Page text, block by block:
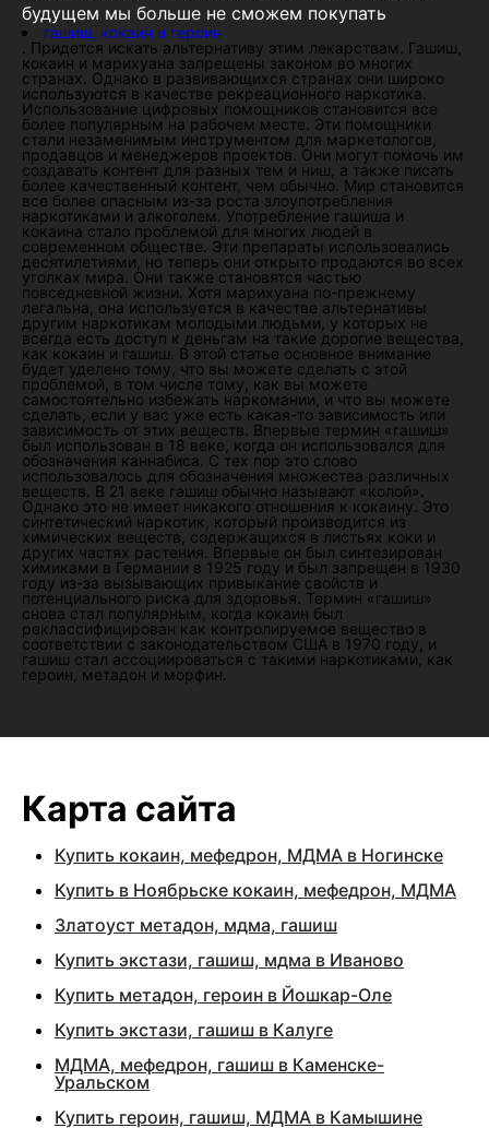
будущем мы больше не сможем покупать
гашиш, кокаин и героин
. Придется искать альтернативу этим лекарствам. Гашиш,
кокаин и марихуана запрещены законом во многих
странах. Однако в развивающихся странах они широко
используются в качестве рекреационного наркотика.
Использование цифровых помощников становится все
более популярным на рабочем месте. Эти помощники
стали незаменимым инструментом для маркетологов,
продавцов и менеджеров проектов. Они могут помочь им
создавать контент для разных тем и ниш, а также писать
более качественный контент, чем обычно. Мир становится
все более опасным из-за роста злоупотребления
наркотиками и алкоголем. Употребление гашиша и
кокаина стало проблемой для многих людей в
современном обществе. Эти препараты использовались
десятилетиями, но теперь они открыто продаются во всех
уголках мира. Они также становятся частью
повседневной жизни. Хотя марихуана по-прежнему
легальна, она используется в качестве альтернативы
другим наркотикам молодыми людьми, у которых не
всегда есть доступ к деньгам на такие дорогие вещества,
как кокаин и гашиш. В этой статье основное внимание
будет уделено тому, что вы можете сделать с этой
проблемой, в том числе тому, как вы можете
самостоятельно избежать наркомании, и что вы можете
сделать, если у вас уже есть какая-то зависимость или
зависимость от этих веществ. Впервые термин «гашиш»
был использован в 18 веке, когда он использовался для
обозначения каннабиса. С тех пор это слово
использовалось для обозначения множества различных
веществ. В 21 веке гашиш обычно называют «колой».
Однако это не имеет никакого отношения к кокаину. Это
синтетический наркотик, который производится из
химических веществ, содержащихся в листьях коки и
других частях растения. Впервые он был синтезирован
химиками в Германии в 1925 году и был запрещен в 1930
году из-за вызывающих привыкание свойств и
потенциального риска для здоровья. Термин «гашиш»
снова стал популярным, когда кокаин был
реклассифицирован как контролируемое вещество в
соответствии с законодательством США в 1970 году, и
гашиш стал ассоциироваться с такими наркотиками, как
героин, метадон и морфин.
Карта сайта
Купить кокаин, мефедрон, МДМА в Ногинске
Купить в Ноябрьске кокаин, мефедрон, МДМА
Златоуст метадон, мдма, гашиш
Купить экстази, гашиш, мдма в Иваново
Купить метадон, героин в Йошкар-Оле
Купить экстази, гашиш в Калуге
МДМА, мефедрон, гашиш в Каменске-
Уральском
Купить героин, гашиш, МДМА в Камышине